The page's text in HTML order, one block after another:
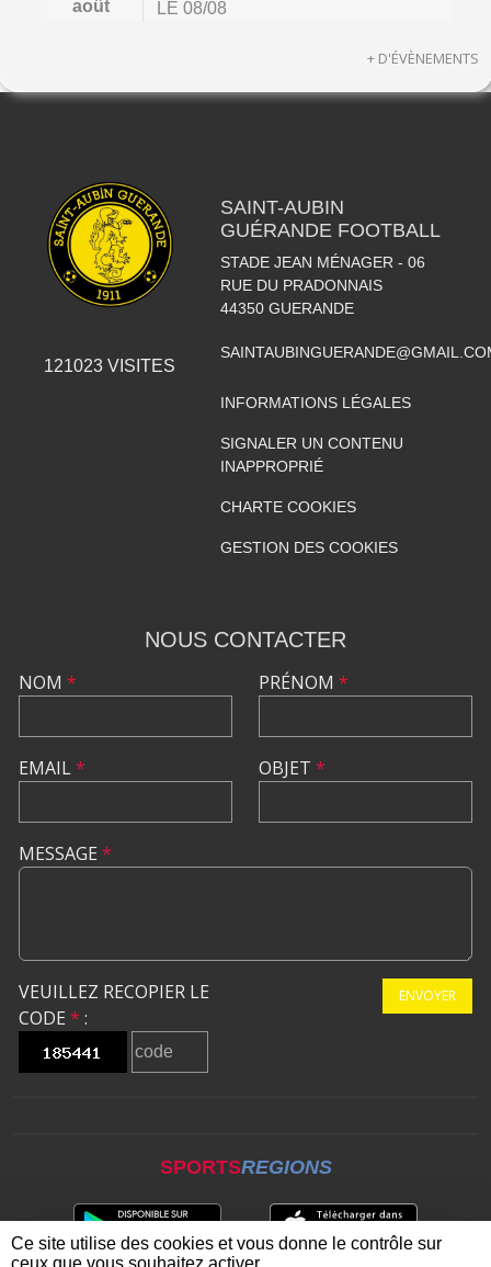
août LE 08/08
+ D'ÉVÈNEMENTS
121023 VISITES
SAINT-AUBIN
GUÉRANDE FOOTBALL
STADE JEAN MÉNAGER - 06
RUE DU PRADONNAIS
44350 GUERANDE
INFORMATIONS LÉGALES
SIGNALER UN CONTENU
INAPPROPRIÉ
CHARTE COOKIES
GESTION DES COOKIES
NOUS CONTACTER
NOM *
EMAIL*
PRÉNOM *
OBJET *
MESSAGE *
VEUILLEZ RECOPIER LE
CODE * :
ENVOYER
SPORTSREGIONS
Ce site utilise des cookies et vous donne le contrôle sur
ceux que vous souhaitez activer